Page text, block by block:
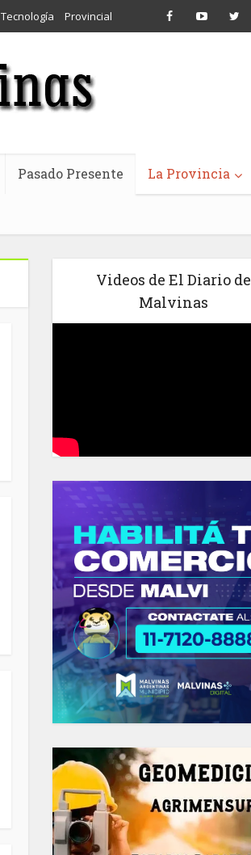
Tecnología Provincial
Pasado Presente La Provincia
Videos de El Diario de
Malvinas